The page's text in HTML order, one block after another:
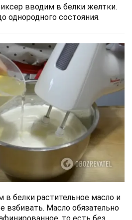
вводим в белки желтки.
однородного состояния.
в белки растительное масло и
взбивать. Масло обязательно
то есть без